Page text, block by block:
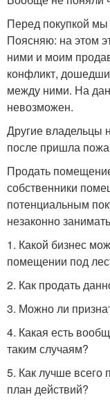
Перед покупкой
Поясняю: на этом
ними и моим
конфликт,
между ними. На
невозможен.
Другие владельцы
после пришла
Продать
собственники
потенциальным
незаконно
1. Какой бизнес
помещении под
2. Как продать
3. Можно ли
4. Какая есть
таким случаям?
5. Как лучше всего
план действий?